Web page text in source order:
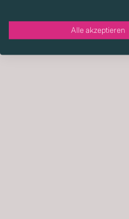
Alle akzeptieren